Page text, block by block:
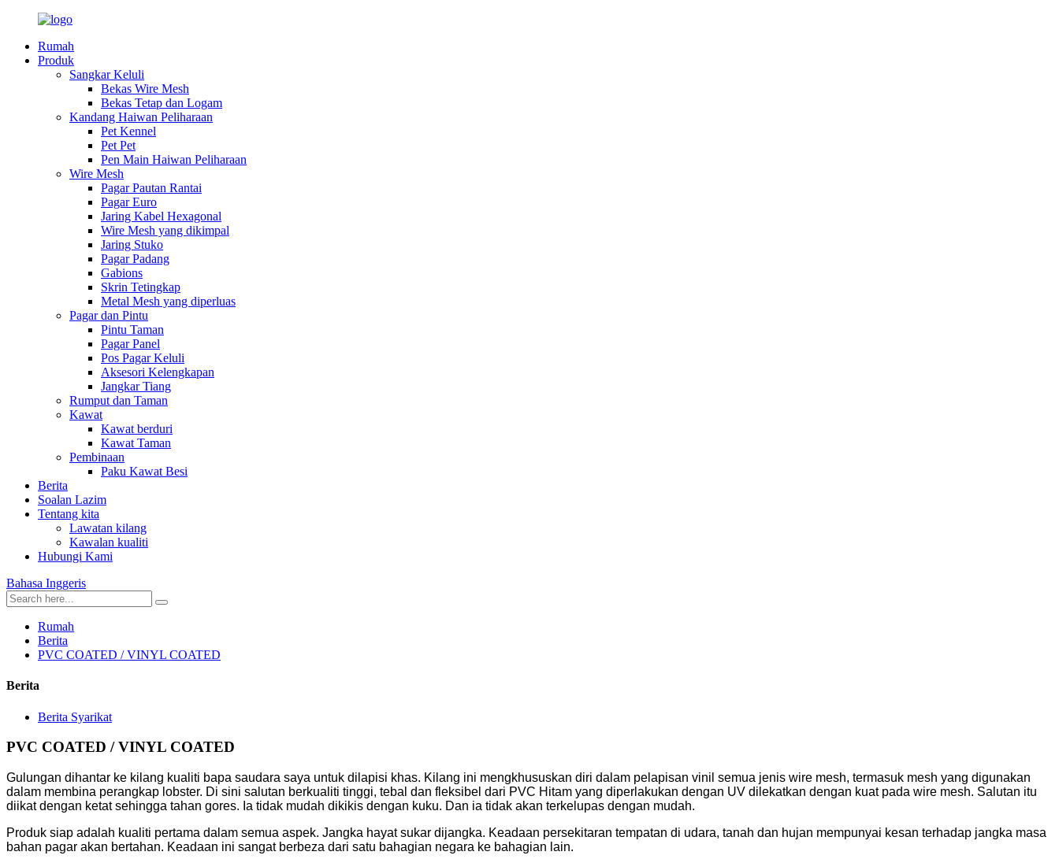
Rumah
Produk
Sangkar Keluli
Bekas Wire Mesh
Bekas Tetap dan Logam
Kandang Haiwan Peliharaan
Pet Kennel
Pet Pet
Pen Main Haiwan Peliharaan
Wire Mesh
Pagar Pautan Rantai
Pagar Euro
Jaring Kabel Hexagonal
Wire Mesh yang dikimpal
Jaring Stuko
Pagar Padang
Gabions
Skrin Tetingkap
Metal Mesh yang diperluas
Pagar dan Pintu
Pintu Taman
Pagar Panel
Pos Pagar Keluli
Aksesori Kelengkapan
Jangkar Tiang
Rumput dan Taman
Kawat
Kawat berduri
Kawat Taman
Pembinaan
Paku Kawat Besi
Berita
Soalan Lazim
Tentang kita
Lawatan kilang
Kawalan kualiti
Hubungi Kami
Bahasa Inggeris
Rumah
Berita
PVC COATED / VINYL COATED
Berita
Berita Syarikat
PVC COATED / VINYL COATED
Gulungan dihantar ke kilang kualiti bapa saudara saya untuk dilapisi khas. Kilang ini mengkhususkan diri dalam pelapisan vinil semua jenis wire mesh, termasuk mesh yang digunakan
dalam membina perangkap lobster. Di sini salutan berkualiti tinggi, tebal dan fleksibel dari PVC Hitam yang diperlakukan dengan UV dilekatkan dengan kuat pada wire mesh. Salutan itu
diikat dengan ketat sehingga tahan gores. Ia tidak mudah dikikis dengan kuku. Dan ia tidak akan terkelupas dengan mudah.
Produk siap adalah kualiti pertama dalam semua aspek. Jangka hayat sukar dijangka. Keadaan persekitaran tempatan di udara, tanah dan hujan mempunyai kesan terhadap jangka masa
bahan pagar akan bertahan. Keadaan ini sangat berbeza dari satu bahagian negara ke bahagian lain.